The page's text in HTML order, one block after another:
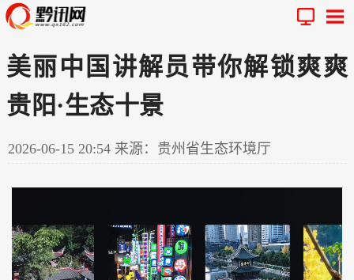
美丽中国讲解员带你解锁爽爽
贵阳·生态十景
2026-06-15 20:54 来源：贵州省生态环境厅